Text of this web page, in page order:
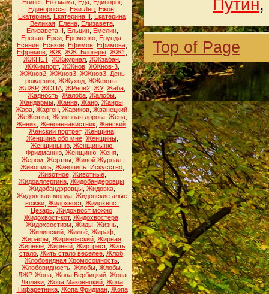
Египет, Его мама, Еда, Единорог,
Единороссы Ежи Лец Ежов
Екатерина Екатерина II
Екатерина
Великая, Елена, Елизавета,
Елизавета II
Ельцин, Емелин,
Ереван Ереи Еременко Ерунда
Есенин Еськов Ефимов Ефимова
Ефремов ЖЖ ЖЖ. Блогеры ЖЖ1
ЖЖНЕТ, ЖЖжурнал ЖЖзабан
ЖЖимпорт, ЖЖнов, ЖЖнов-3,
ЖЖнов2, ЖЖнов3, ЖЖнов3. День
рождения ЖЖуход ЖЖфоты
ЖЛЖР, ЖОПА ЖРнов2 ЖУ, Жаба
Жадность Жалоба Жалобы
Жандармы, Жанна, Жанр, Жанры,
Жара, Жаргон, Жариков, Жванецкий,
ЖеЖешка, Железная дорога, Жена,
Жених Женоненавистник Женский
Женский портрет, Женщина,
Женщина обо мне, Женщины,
Женщиныню, Женщиныню.
Фридманню Женщиню Женя
Жером Жертвы, Живой Журнал,
Живопись, Живопись. Искусство,
Животное, Животные,
Жидоаллергина, Жидобандеровцы,
Жидобандэровцы Жидовка
Жидовская морда Жидовские алые
вожжи, Жидохвост, Жидохвост
Цезарь, Жидохвост можно,
Жидохвост-кот, Жидохвостера
Жидохвостизм Жиды Жизнь
Жилинский, Жильё, Жираф,
Жирафы, Жириновский, Жирная,
Жирные Жирный Жиртрест, Жить
стало Жить стало веселее Жлоб
Жлобовидная Хромосомность
Жлобовидность Жлобы Жлобы.
ЛЖР, Жопа, Жопа Вербицкий, Жопа
Люляки Жопа Маковецкий Жопа
Тифаретника, Жопа Фридман, Жопа
Путин,
Top of Page